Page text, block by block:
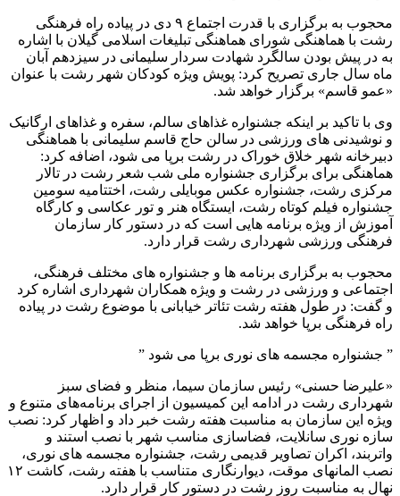
محجوب به برگزاری با قدرت اجتماع ۹ دی در پیاده راه فرهنگی
رشت با هماهنگی شورای هماهنگی تبلیغات اسلامی گیلان با اشاره
به در پیش بودن سالگرد شهادت سردار سلیمانی در سیزدهم آبان
ماه سال جاری تصریح کرد: پویش ویژه کودکان شهر رشت با عنوان
«عمو قاسم» برگزار خواهد شد.
وی با تاکید بر اینکه جشنواره غذاهای سالم، سفره و غذاهای ارگانیک
و نوشیدنی های ورزشی در سالن حاج قاسم سلیمانی با هماهنگی
دبیرخانه شهر خلاق خوراک در رشت برپا می شود، اضافه کرد:
هماهنگی برای برگزاری جشنواره ملی شب شعر رشت در تالار
مرکزی رشت، جشنواره عکس موبایلی رشت، اختتامیه سومین
جشنواره فیلم کوتاه رشت، ایستگاه هنر و تور عکاسی و کارگاه
آموزش از ویژه برنامه هایی است که در دستور کار سازمان
فرهنگی ورزشی شهرداری رشت قرار دارد.
محجوب به برگزاری برنامه ها و جشنواره های مختلف فرهنگی،
اجتماعی و ورزشی در رشت و ویژه همکاران شهرداری اشاره کرد
و گفت: در طول هفته رشت تئاتر خیابانی با موضوع رشت در پیاده
راه فرهنگی برپا خواهد شد.
” جشنواره مجسمه های نوری برپا می شود ”
«علیرضا حسنی» رئیس سازمان سیما، منظر و فضای سبز
شهرداری رشت در ادامه این کمیسیون از اجرای برنامه‌های متنوع و
ویژه این سازمان به مناسبت هفته رشت خبر داد و اظهار کرد: نصب
سازه نوری سانلایت، فضاسازی مناسب شهر با نصب استند و
واتربند، اکران تصاویر قدیمی رشت، جشنواره مجسمه های نوری،
نصب المانهای موقت، دیوارنگاری متناسب با هفته رشت، کاشت ۱۲
نهال به مناسبت روز رشت در دستور کار قرار دارد.